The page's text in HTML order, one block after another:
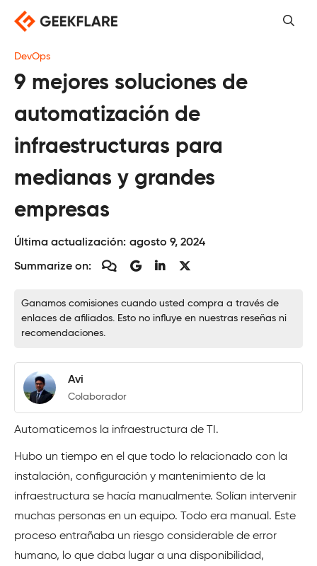
Saltar
contenido
DevOps
9 mejores soluciones de
automatización de
infraestructuras para
medianas y grandes
empresas
Última actualización: agosto 9, 2024
Summarize on:
Ganamos comisiones cuando usted compra a través de
enlaces de afiliados. Esto no influye en nuestras reseñas ni
recomendaciones.
Avi
Colaborador
Automaticemos la infraestructura de TI.
Hubo un tiempo en el que todo lo relacionado con la
instalación, configuración y mantenimiento de la
infraestructura se hacía manualmente. Solían intervenir
muchas personas en un equipo. Todo era manual. Este
proceso entrañaba un riesgo considerable de error
humano, lo que daba lugar a una disponibilidad,